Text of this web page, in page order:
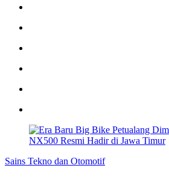
Sains Tekno dan Otomotif